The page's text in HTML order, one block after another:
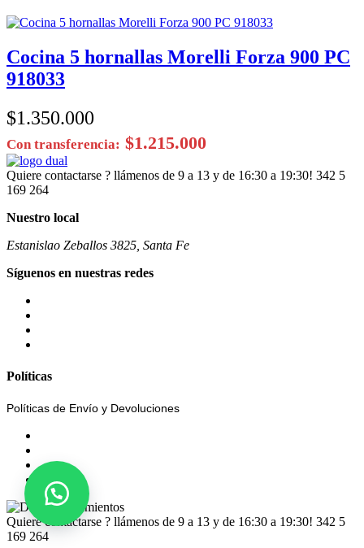
Cocina 5 hornallas Morelli Forza 900 PC
918033
$1.350.000
Con transferencia: $1.215.000
Quiere contactarse ? llámenos de 9 a 13 y de 16:30 a 19:30! 342 5
169 264
Nuestro local
Estanislao Zeballos 3825, Santa Fe
Síguenos en nuestras redes
Políticas
Políticas de Envío y Devoluciones
Quiere contactarse ? llámenos de 9 a 13 y de 16:30 a 19:30! 342 5
169 264